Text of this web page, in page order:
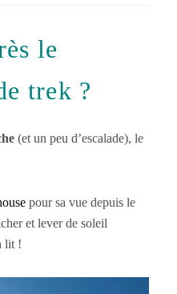
le
trek ?
(et un peu d’escalade), le
pour sa vue depuis le
et lever de soleil
lit !